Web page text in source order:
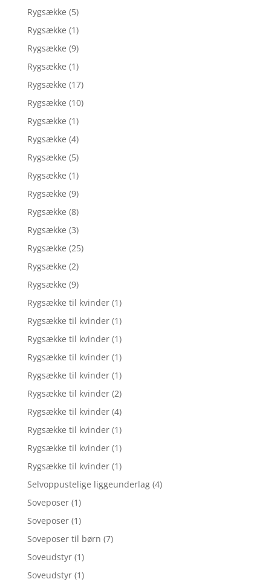
Rygsække (5)
Rygsække (1)
Rygsække (9)
Rygsække (1)
Rygsække (17)
Rygsække (10)
Rygsække (1)
Rygsække (4)
Rygsække (5)
Rygsække (1)
Rygsække (9)
Rygsække (8)
Rygsække (3)
Rygsække (25)
Rygsække (2)
Rygsække (9)
Rygsække til kvinder (1)
Rygsække til kvinder (1)
Rygsække til kvinder (1)
Rygsække til kvinder (1)
Rygsække til kvinder (1)
Rygsække til kvinder (2)
Rygsække til kvinder (4)
Rygsække til kvinder (1)
Rygsække til kvinder (1)
Rygsække til kvinder (1)
Selvoppustelige liggeunderlag (4)
Soveposer (1)
Soveposer (1)
Soveposer til børn (7)
Soveudstyr (1)
Soveudstyr (1)